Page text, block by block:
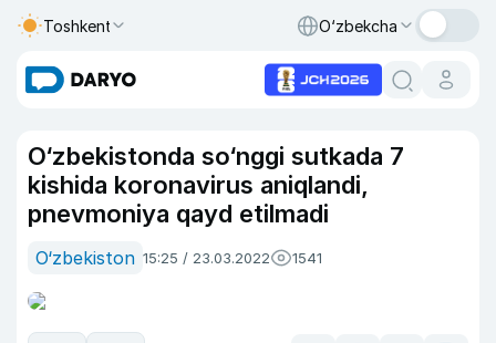
Toshkent O‘zbekcha
O‘zbekistonda so‘nggi sutkada 7
kishida koronavirus aniqlandi,
pnevmoniya qayd etilmadi
O‘zbekiston 15:25 / 23.03.2022 1541